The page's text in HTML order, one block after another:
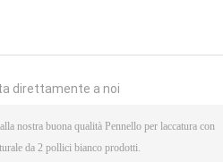
direttamente a noi